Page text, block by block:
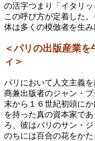
の活字つまり「イタリ
この呼び方が定着した
体は多くの模倣者を生み
＜パリの出版産業
ィ＞
パリにおいて人文主義
商兼出版者のジャン・
末から１６世紀初頭に
を持った真の資本家で
ろ、彼はパリのサン・
のちには百合の花をか